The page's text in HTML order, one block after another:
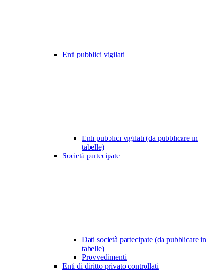
Enti pubblici vigilati
Enti pubblici vigilati (da pubblicare in
tabelle)
Società partecipate
Dati società partecipate (da pubblicare in
tabelle)
Provvedimenti
Enti di diritto privato controllati